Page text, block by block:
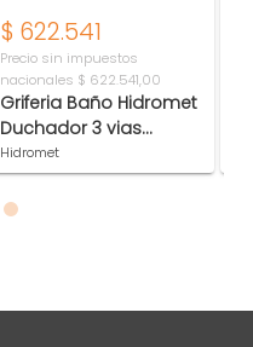
$ 622.541
Precio sin impuestos
nacionales $ 622.541,00
Griferia Baño Hidromet
Duchador 3 vias
Escosesa Sun 4545
Hidromet